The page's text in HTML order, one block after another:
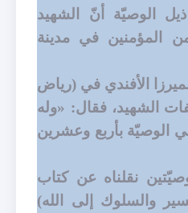
الوصيّة أنّ الشهيد
من المؤمنين في مدينة
الأفندي في (رياض
الشهيد، فقال: «وله
الوصيّة بأربع وعشرين
نقلناه عن كتاب
والسلوك إلى الله)